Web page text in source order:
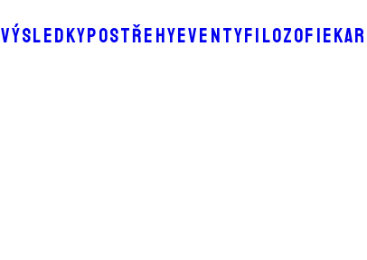
VÝSLEDKYPOSTŘEHYEVENTYFILOZOFIE